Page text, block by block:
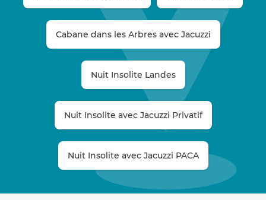
Cabane dans les Arbres avec Jacuzzi
Nuit Insolite Landes
Nuit Insolite avec Jacuzzi Privatif
Nuit Insolite avec Jacuzzi PACA